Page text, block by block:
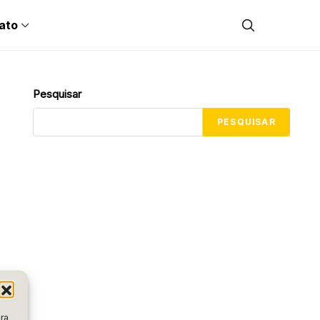
Pesquisar
PESQUISAR